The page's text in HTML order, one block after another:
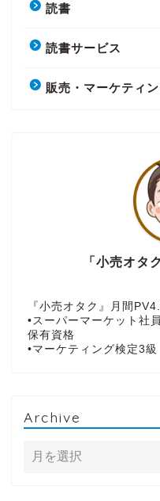
読書
読書サービス
販売・マーケティ
「小売オタ
『小売オタク』月間
•スーパーマーケット社員
保有資格
•マーケティング検定3級
Archive